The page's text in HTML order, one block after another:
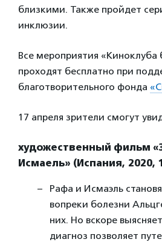
близкими. Также пройдет
инклюзии.
Все мероприятия «Киноклуба
проходят бесплатно при
благотворительного фонда
17 апреля зрители смогут
художественный фильм
Исмаель» (Испания, 2020,
Рафа и Исмаэль
вопреки болезни
них. Но вскоре
диагноз позволяет